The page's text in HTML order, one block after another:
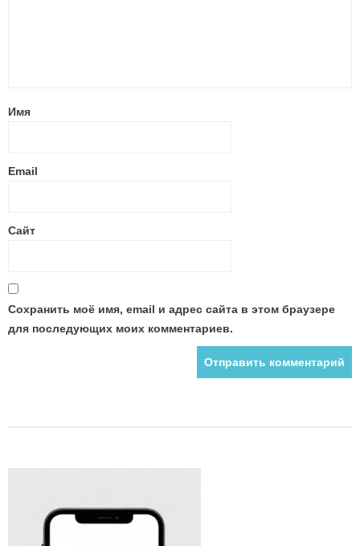
Имя
Email
Сайт
Сохранить моё имя, email и адрес сайта в этом браузере
для последующих моих комментариев.